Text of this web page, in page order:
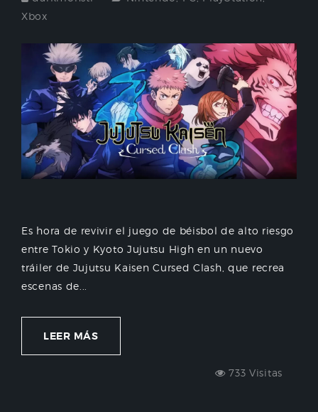
Xbox
Es hora de revivir el juego de béisbol de alto riesgo
entre Tokio y Kyoto Jujutsu High en un nuevo
tráiler de Jujutsu Kaisen Cursed Clash, que recrea
escenas de...
LEER MÁS
733 Visitas